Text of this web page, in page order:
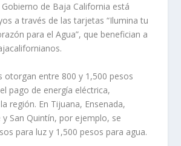
de Baja California está
a través de las tarjetas “Ilumina tu
para el Agua”, que benefician a
otorgan entre 800 y 1,500 pesos
pago de energía eléctrica,
región. En Tijuana, Ensenada,
San Quintín, por ejemplo, se
para luz y 1,500 pesos para agua.